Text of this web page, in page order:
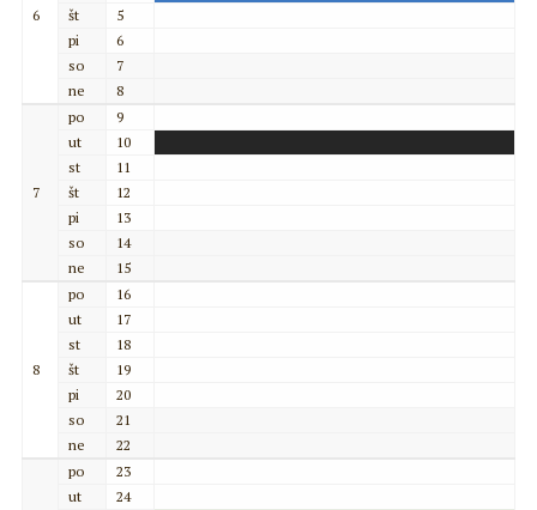
6
št
5
pi
6
so
7
ne
8
7
po
9
ut
10
st
11
št
12
pi
13
so
14
ne
15
8
po
16
ut
17
st
18
št
19
pi
20
so
21
ne
22
po
23
ut
24